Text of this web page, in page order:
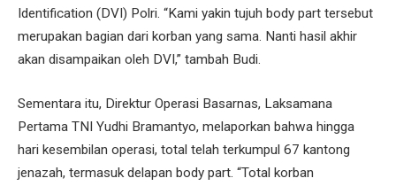
Identification (DVI) Polri. “Kami yakin tujuh body part tersebut
merupakan bagian dari korban yang sama. Nanti hasil akhir
akan disampaikan oleh DVI,” tambah Budi.
Sementara itu, Direktur Operasi Basarnas, Laksamana
Pertama TNI Yudhi Bramantyo, melaporkan bahwa hingga
hari kesembilan operasi, total telah terkumpul 67 kantong
jenazah, termasuk delapan body part. “Total korban